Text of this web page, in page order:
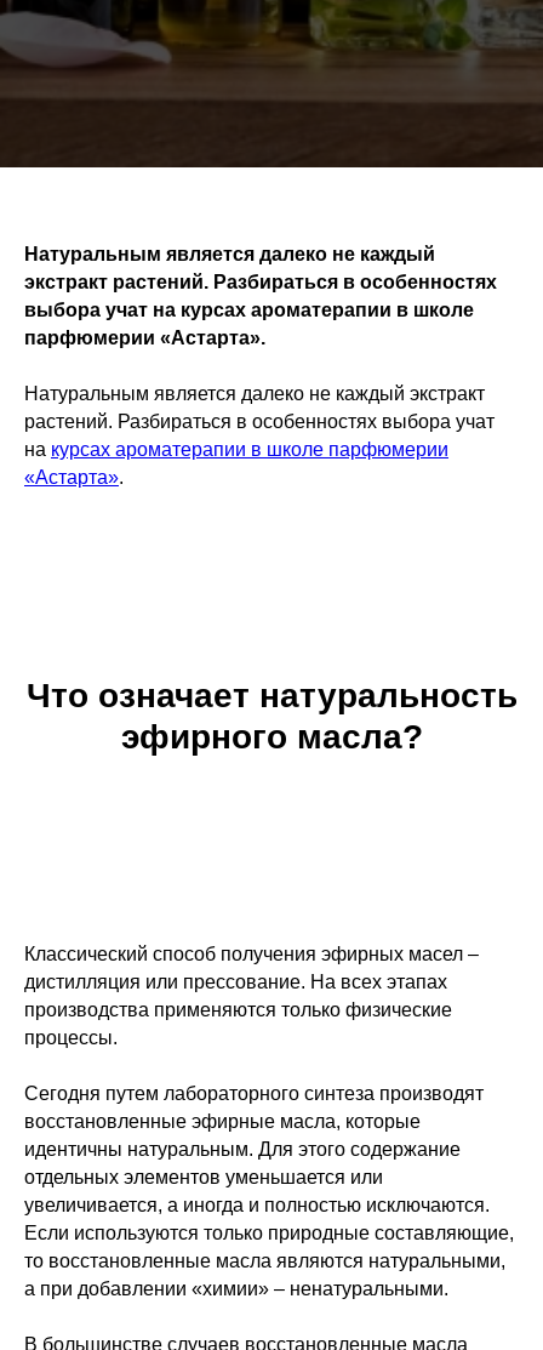
Натуральным является далеко не каждый
экстракт растений. Разбираться в особенностях
выбора учат на курсах ароматерапии в школе
парфюмерии «Астарта».
Натуральным является далеко не каждый экстракт
растений. Разбираться в особенностях выбора учат
на курсах ароматерапии в школе парфюмерии
«Астарта».
Что означает натуральность
эфирного масла?
Классический способ получения эфирных масел –
дистилляция или прессование. На всех этапах
производства применяются только физические
процессы.
Сегодня путем лабораторного синтеза производят
восстановленные эфирные масла, которые
идентичны натуральным. Для этого содержание
отдельных элементов уменьшается или
увеличивается, а иногда и полностью исключаются.
Если используются только природные составляющие,
то восстановленные масла являются натуральными,
а при добавлении «химии» – ненатуральными.
В большинстве случаев восстановленные масла